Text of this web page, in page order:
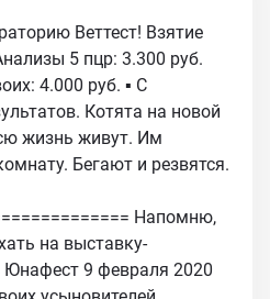
Веттест! Взятие
5 пцр: 3.300 руб.
4.000 руб. ▪︎ С
Котята на новой
жизнь живут. Им
Бегают и резвятся.
Напомню,
на выставку-
Юнафест 9 февраля 2020